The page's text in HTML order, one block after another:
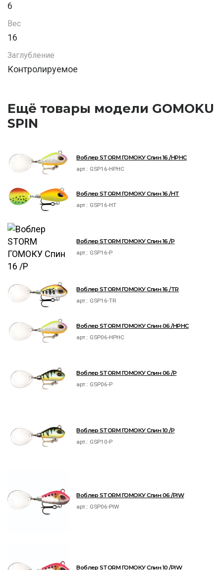
6
Вес
16
Заглубление
Контролируемое
Ещё товары модели GOMOKU
SPIN
Воблер STORM ГОМОКУ Спин 16 /HPHC
арт.: GSP16-HPHC
Воблер STORM ГОМОКУ Спин 16 /HT
арт.: GSP16-HT
Воблер STORM ГОМОКУ Спин 16 /P
арт.: GSP16-P
Воблер STORM ГОМОКУ Спин 16 /TR
арт.: GSP16-TR
Воблер STORM ГОМОКУ Спин 06 /HPHC
арт.: GSP06-HPHC
Воблер STORM ГОМОКУ Спин 06 /P
арт.: GSP06-P
Воблер STORM ГОМОКУ Спин 10 /P
арт.: GSP10-P
Воблер STORM ГОМОКУ Спин 06 /PIW
арт.: GSP06-PIW
Воблер STORM ГОМОКУ Спин 10 /PIW